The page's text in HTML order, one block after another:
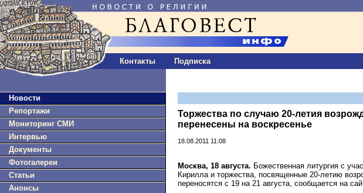
Контакты Подписка
Новости
Репортажи
Мониторинг СМИ
Интервью
Документы
Фотогалереи
Статьи
Анонсы
Торжества по случаю 20-летия
перенесены на воскресенье
18.08.2011 11:08
Москва, 18 августа. Божественная литургия с
Кирилла и торжества, посвященные 20-летию
переносятся с 19 на 21 августа, сообщается на